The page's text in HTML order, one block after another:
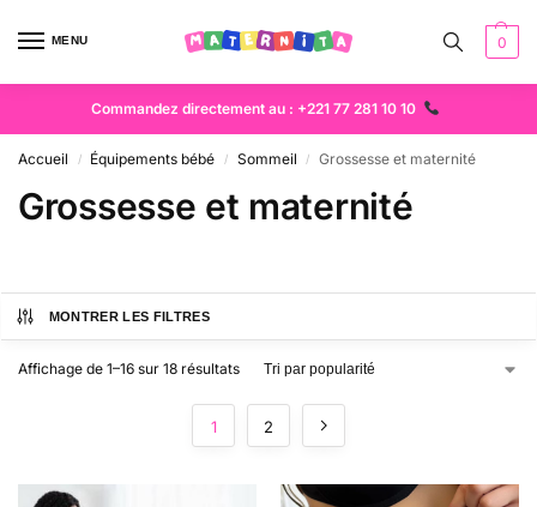
MENU 0
Commandez directement au : +221 77 281 10 10
Accueil / Équipements bébé / Sommeil / Grossesse et maternité
Grossesse et maternité
MONTRER LES FILTRES
Affichage de 1–16 sur 18 résultats
1 2